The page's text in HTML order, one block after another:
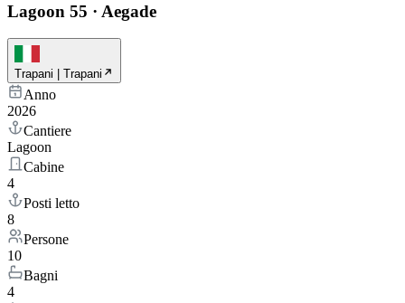
Lagoon 55 · Aegade
Trapani | Trapani
Anno
2026
Cantiere
Lagoon
Cabine
4
Posti letto
8
Persone
10
Bagni
4